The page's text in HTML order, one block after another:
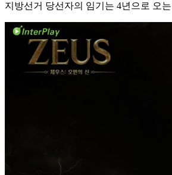
지방선거 당선자의 임기는 4년으로 오